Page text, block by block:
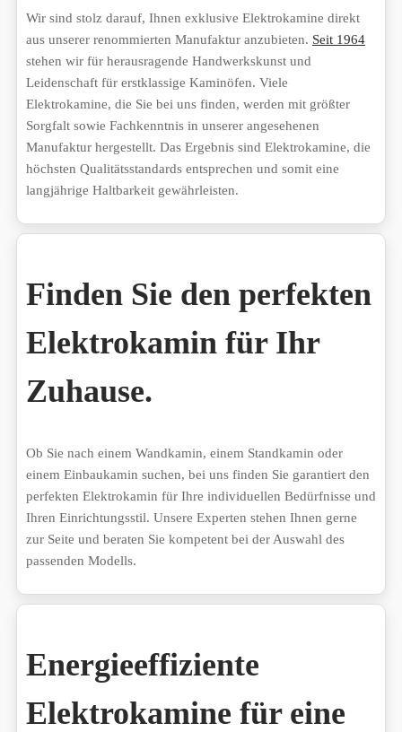
Wir sind stolz darauf, Ihnen exklusive Elektrokamine direkt
aus unserer renommierten Manufaktur anzubieten. Seit 1964
stehen wir für herausragende Handwerkskunst und
Leidenschaft für erstklassige Kaminöfen. Viele
Elektrokamine, die Sie bei uns finden, werden mit größter
Sorgfalt sowie Fachkenntnis in unserer angesehenen
Manufaktur hergestellt. Das Ergebnis sind Elektrokamine, die
höchsten Qualitätsstandards entsprechen und somit eine
langjährige Haltbarkeit gewährleisten.
Finden Sie den perfekten
Elektrokamin für Ihr
Zuhause.
Ob Sie nach einem Wandkamin, einem Standkamin oder
einem Einbaukamin suchen, bei uns finden Sie garantiert den
perfekten Elektrokamin für Ihre individuellen Bedürfnisse und
Ihren Einrichtungsstil. Unsere Experten stehen Ihnen gerne
zur Seite und beraten Sie kompetent bei der Auswahl des
passenden Modells.
Energieeffiziente
Elektrokamine für eine